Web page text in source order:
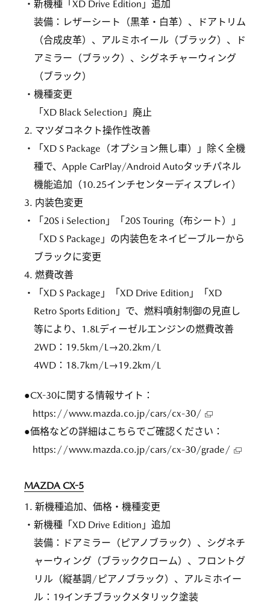
・新機種「XD Drive Edition」追加
装備：レザーシート（黒革・白革）、ドアトリム
（合成皮革）、アルミホイール（ブラック）、ド
アミラー（ブラック）、シグネチャーウィング
（ブラック）
・機種変更
「XD Black Selection」廃止
2. マツダコネクト操作性改善
・「XD S Package（オプション無し車）」除く全機
種で、Apple CarPlay/Android Autoタッチパネル
機能追加（10.25インチセンターディスプレイ）
3. 内装色変更
・「20S i Selection」「20S Touring（布シート）」
「XD S Package」の内装色をネイビーブルーから
ブラックに変更
4. 燃費改善
・「XD S Package」「XD Drive Edition」「XD
Retro Sports Edition」で、燃料噴射制御の見直し
等により、1.8Lディーゼルエンジンの燃費改善
2WD：19.5km/L→20.2km/L
4WD：18.7km/L→19.2km/L
●CX-30に関する情報サイト：
https://www.mazda.co.jp/cars/cx-30/
●価格などの詳細はこちらでご確認ください：
https://www.mazda.co.jp/cars/cx-30/grade/
MAZDA CX-5
1. 新機種追加、価格・機種変更
・新機種「XD Drive Edition」追加
装備：ドアミラー（ピアノブラック）、シグネチ
ャーウィング（ブラッククローム）、フロントグ
リル（縦基調/ピアノブラック）、アルミホイー
ル：19インチブラックメタリック塗装